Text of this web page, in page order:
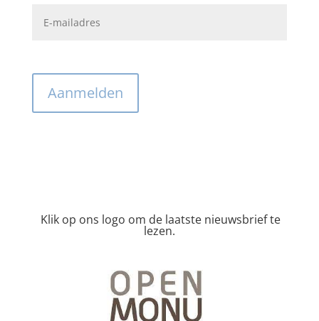
mailadres
Klik op ons logo om de laatste nieuwsbrief te
lezen.